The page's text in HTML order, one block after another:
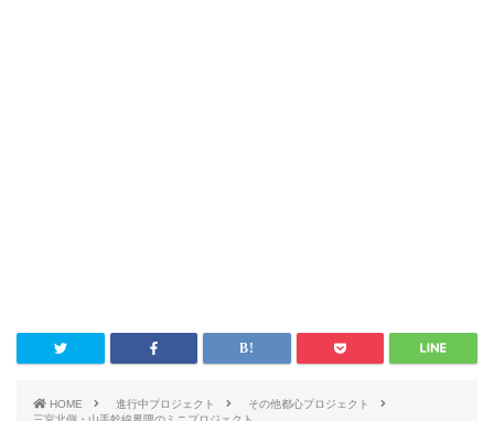
HOME 進行中プロジェクト
その他都心プロジェクト